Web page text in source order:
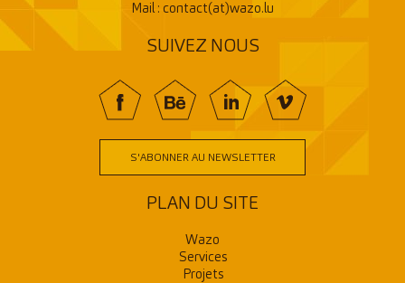
Mail : contact(at)wazo.lu
SUIVEZ NOUS
BE In V
S'ABONNER AU NEWSLETTER
PLAN DU SITE
Wazo
Services
Projets